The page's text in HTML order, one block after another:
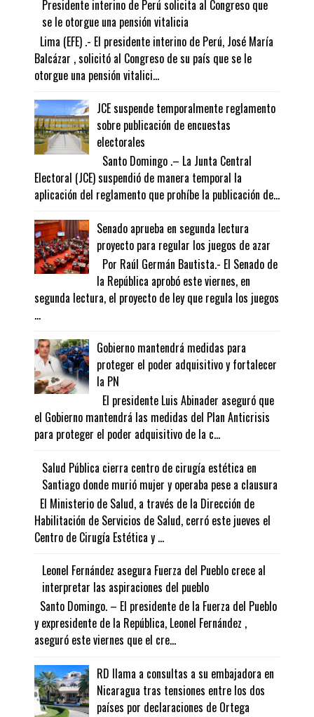
Presidente interino de Perú solicita al Congreso que
se le otorgue una pensión vitalicia
Lima (EFE) .- El presidente interino de Perú, José María
Balcázar , solicitó al Congreso de su país que se le
otorgue una pensión vitalici...
JCE suspende temporalmente reglamento
sobre publicación de encuestas
electorales
Santo Domingo .– La Junta Central
Electoral (JCE) suspendió de manera temporal la
aplicación del reglamento que prohíbe la publicación de...
Senado aprueba en segunda lectura
proyecto para regular los juegos de azar
Por Raúl Germán Bautista.- El Senado de
la República aprobó este viernes, en
segunda lectura, el proyecto de ley que regula los juegos
...
Gobierno mantendrá medidas para
proteger el poder adquisitivo y fortalecer
la PN
El presidente Luis Abinader aseguró que
el Gobierno mantendrá las medidas del Plan Anticrisis
para proteger el poder adquisitivo de la c...
Salud Pública cierra centro de cirugía estética en
Santiago donde murió mujer y operaba pese a clausura
El Ministerio de Salud, a través de la Dirección de
Habilitación de Servicios de Salud, cerró este jueves el
Centro de Cirugía Estética y ...
Leonel Fernández asegura Fuerza del Pueblo crece al
interpretar las aspiraciones del pueblo
Santo Domingo. – El presidente de la Fuerza del Pueblo
y expresidente de la República, Leonel Fernández ,
aseguró este viernes que el cre...
RD llama a consultas a su embajadora en
Nicaragua tras tensiones entre los dos
países por declaraciones de Ortega